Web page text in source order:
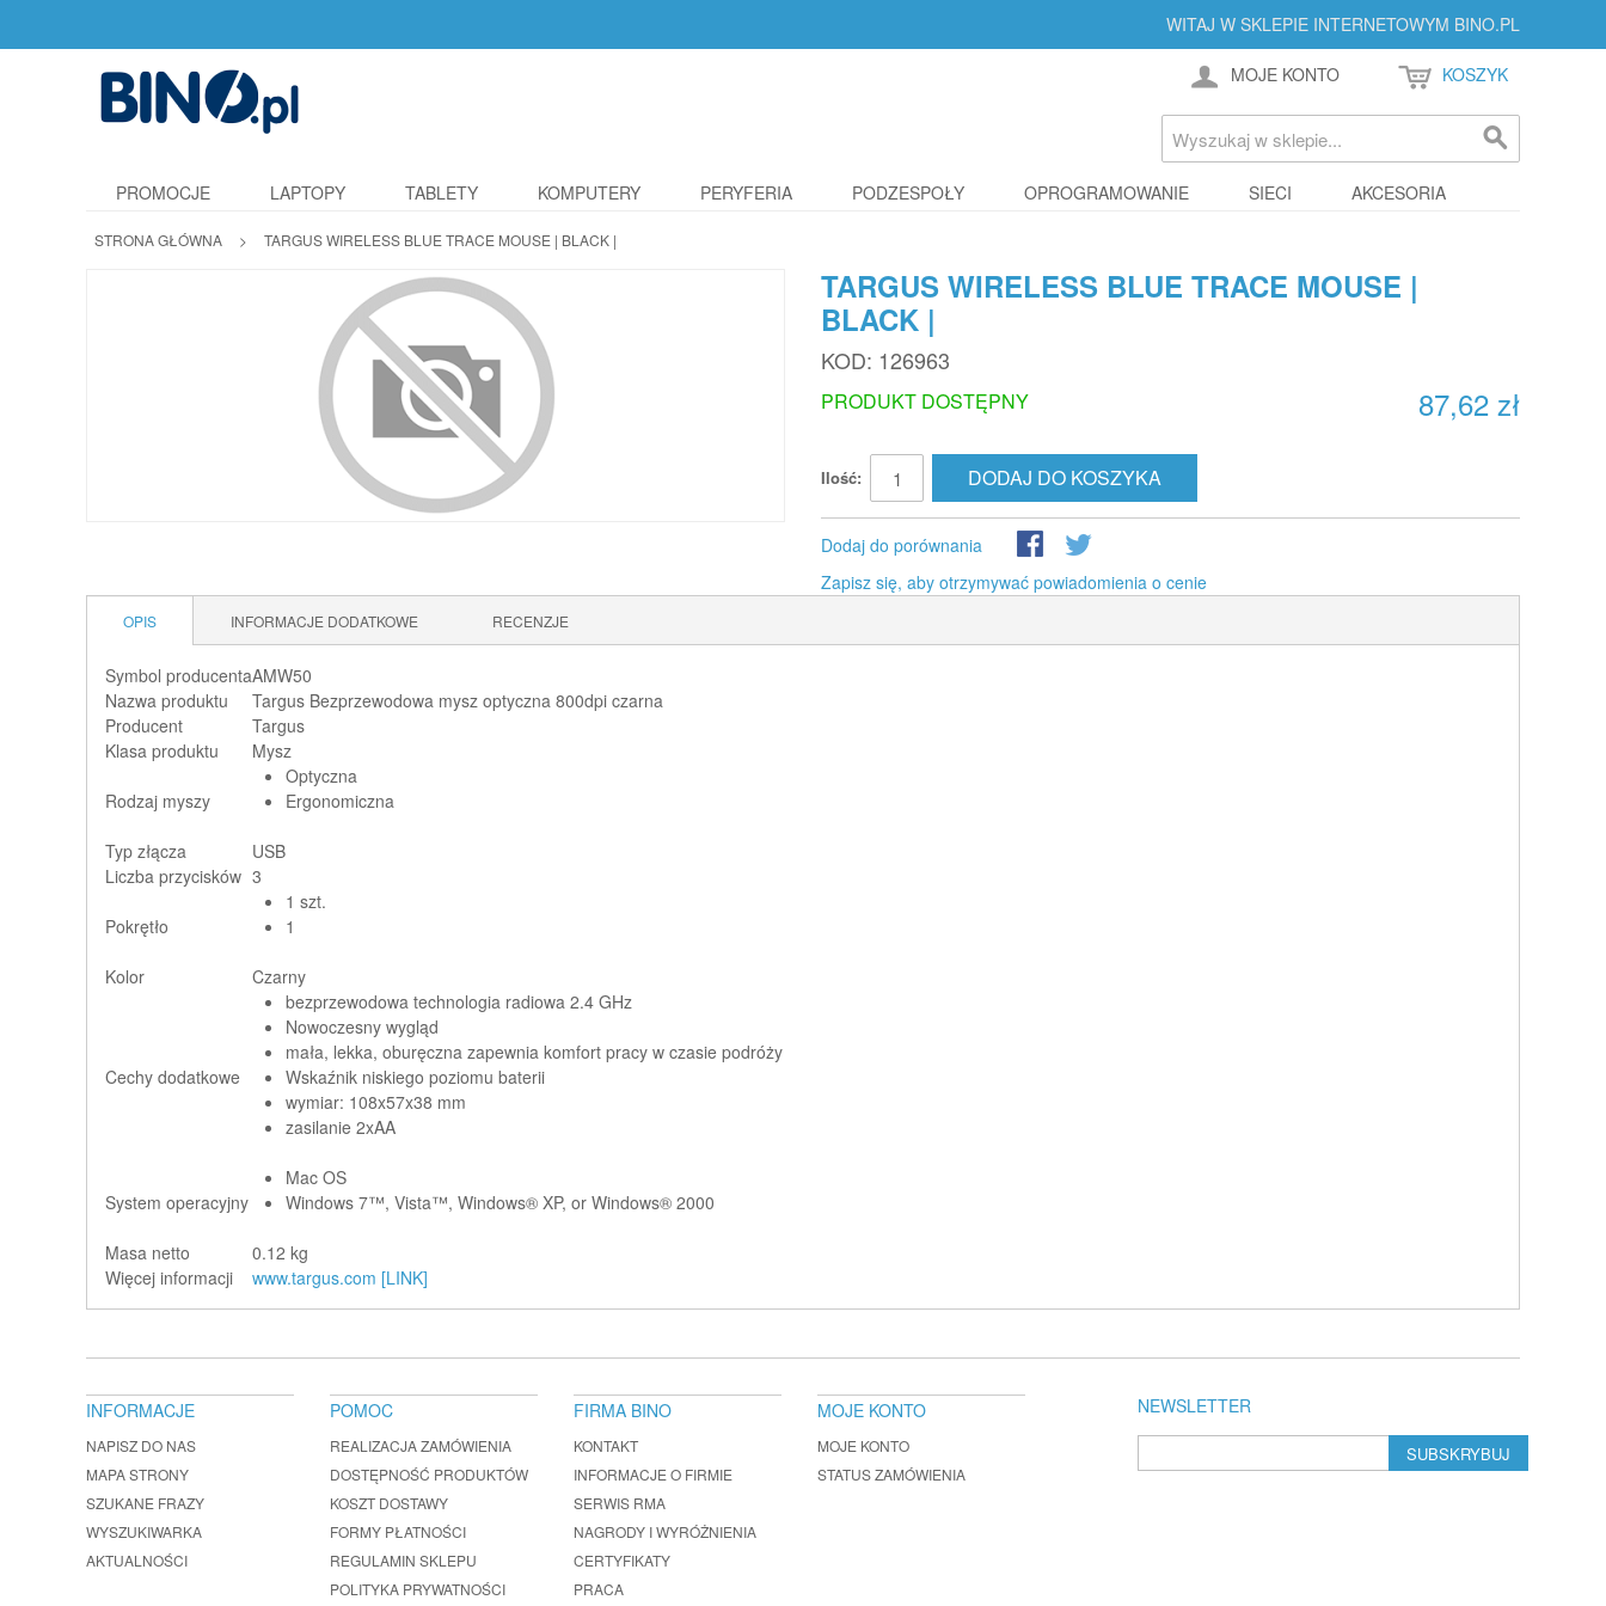
WITAJ W SKLEPIE INTERNETOWYM BINO.PL
MOJE KONTO KOSZYK
PROMOCJE LAPTOPY TABLETY KOMPUTERY PERYFERIA PODZESPOŁY OPROGRAMOWANIE SIECI AKCESORIA
STRONA GŁÓWNA > TARGUS WIRELESS BLUE TRACE MOUSE | BLACK |
TARGUS WIRELESS BLUE TRACE MOUSE |
BLACK |
KOD: 126963
87,62 zł
PRODUKT DOSTĘPNY
Ilość: DODAJ DO KOSZYKA
Dodaj do porównania
Zapisz się, aby otrzymywać powiadomienia o cenie
OPIS INFORMACJE DODATKOWE RECENZJE
Symbol producentaAMW50
Nazwa produktu
Targus Bezprzewodowa mysz optyczna 800dpi czarna
Producent
Targus
Klasa produktu
Mysz
Rodzaj myszy
Optyczna
Ergonomiczna
Typ złącza
USB
Liczba przycisków 3
Pokrętło
1 szt.
1
Kolor Czarny
Cechy dodatkowe
bezprzewodowa technologia radiowa 2.4 GHz
Nowoczesny wygląd
mała, lekka, oburęczna zapewnia komfort pracy w czasie podróży
Wskaźnik niskiego poziomu baterii
wymiar: 108x57x38 mm
zasilanie 2xAA
System operacyjny
Mac OS
Windows 7™, Vista™, Windows® XP, or Windows® 2000
Masa netto
0.12 kg
Więcej informacji
www.targus.com [LINK]
NEWSLETTER
SUBSKRYBUJ
INFORMACJE
NAPISZ DO NAS
MAPA STRONY
SZUKANE FRAZY
WYSZUKIWARKA
AKTUALNOŚCI
POMOC
REALIZACJA ZAMÓWIENIA
DOSTĘPNOŚĆ PRODUKTÓW
KOSZT DOSTAWY
FORMY PŁATNOŚCI
REGULAMIN SKLEPU
POLITYKA PRYWATNOŚCI
FIRMA BINO
KONTAKT
INFORMACJE O FIRMIE
SERWIS RMA
NAGRODY I WYRÓŻNIENIA
CERTYFIKATY
PRACA
MOJE KONTO
MOJE KONTO
STATUS ZAMÓWIENIA